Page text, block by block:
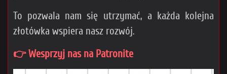
To pozwala nam się utrzymać, a każda kolejna
złotówka wspiera nasz rozwój.
👉 Wesprzyj nas na Patronite